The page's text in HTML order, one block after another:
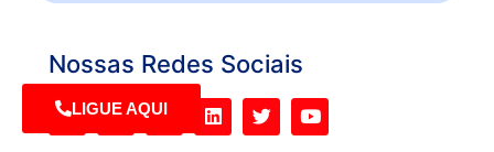
Nossas Redes Sociais
LIGUE AQUI